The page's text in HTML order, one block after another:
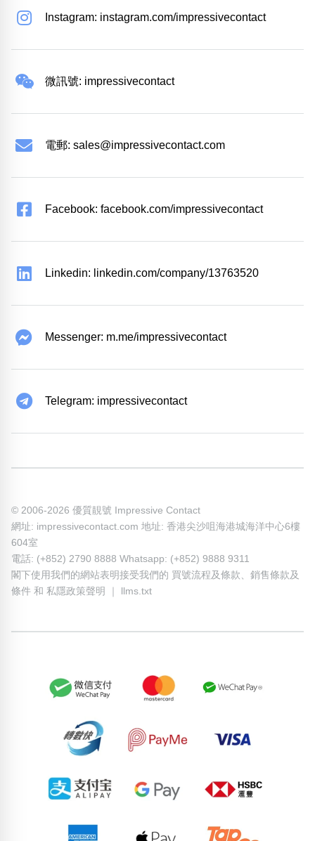
Instagram: instagram.com/impressivecontact
微訊號: impressivecontact
電郵: sales@impressivecontact.com
Facebook: facebook.com/impressivecontact
Linkedin: linkedin.com/company/13763520
Messenger: m.me/impressivecontact
Telegram: impressivecontact
© 2006-2026 優質靚號 Impressive Contact
網址: impressivecontact.com 地址: 香港尖沙咀海港城海洋中心6樓
604室
電話: (+852) 2790 8888 Whatsapp: (+852) 9888 9311
閣下使用我們的網站表明接受我們的 買號流程及條款
銷售條款及
條件 和 私隱政策聲明 llms.txt